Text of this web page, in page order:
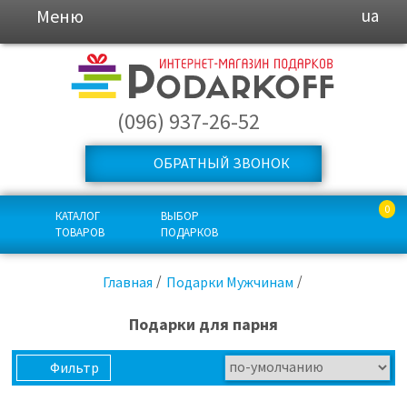
Меню ua
(096) 937-26-52
ОБРАТНЫЙ ЗВОНОК
КАТАЛОГ
ТОВАРОВ
ВЫБОР
ПОДАРКОВ
0
Главная Подарки Мужчинам
Подарки для парня
Фильтр